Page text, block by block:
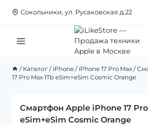
Сокольники, ул. Русаковская д.22
/ Каталог / iPhone / iPhone 17 Pro Max /
17 Pro Max 1Tb eSim+eSim Cosmic Orange
Смартфон Apple iPhone 17 Pro
eSim+eSim Cosmic Orange